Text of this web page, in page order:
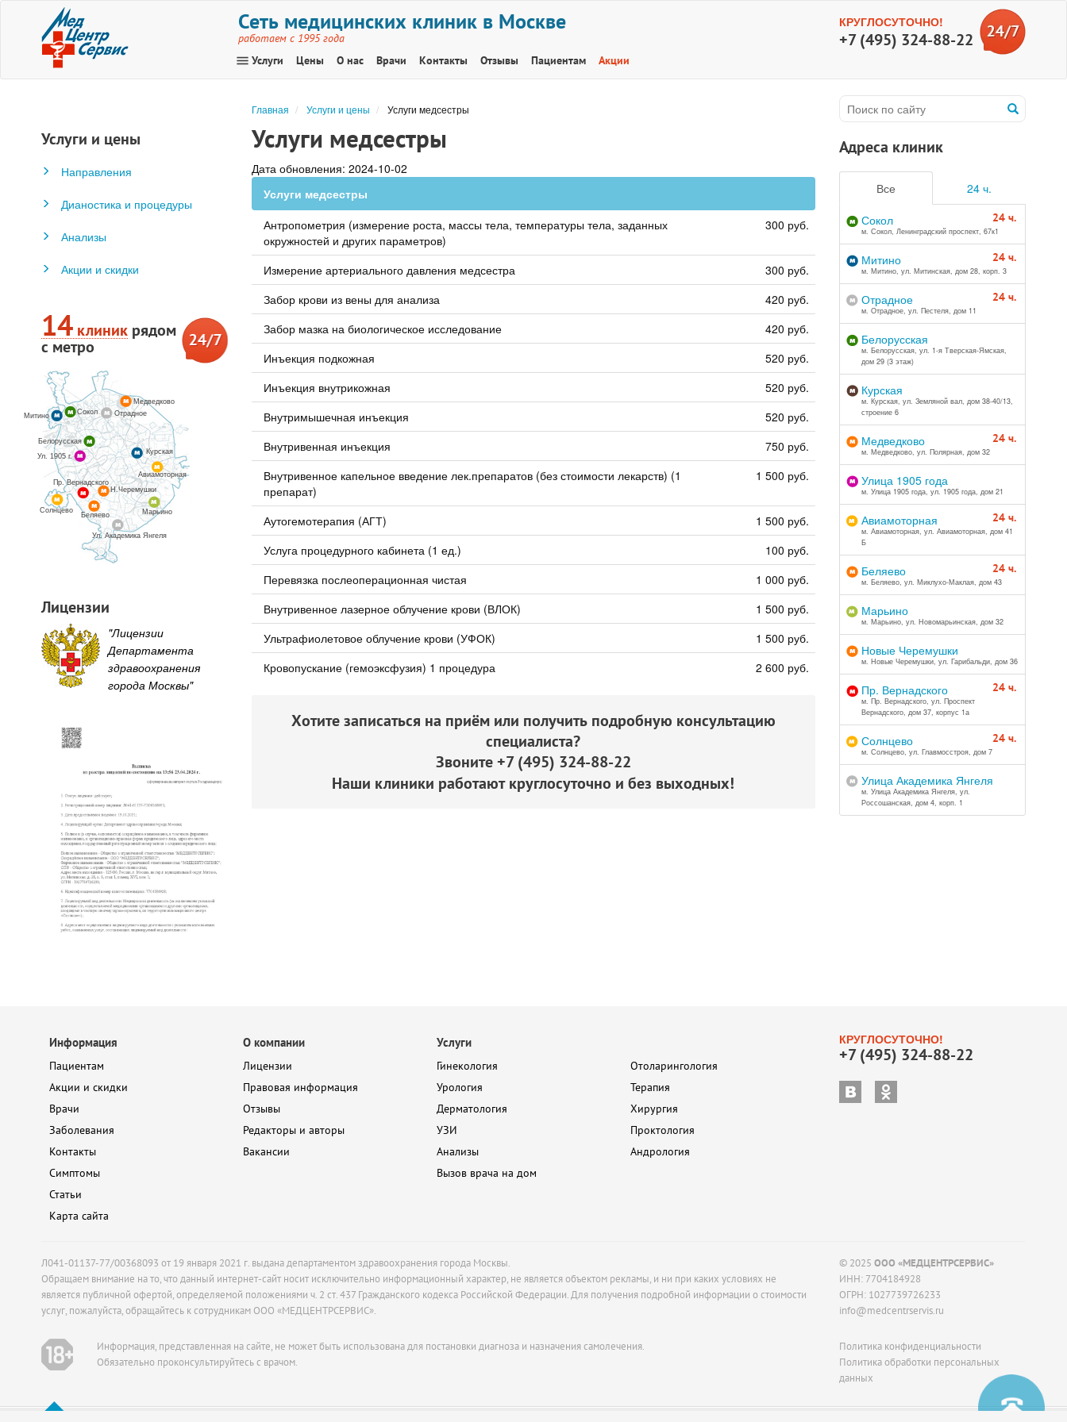
КРУГЛОСУТОЧНО!
+7 (495) 324-88-22
Сеть медицинских клиник в Москве
работаем с 1995 года
menu Услуги Цены О нас Врачи Контакты Отзывы Пациентам Акции
Главная Услуги и цены Услуги медсестры
Услуги медсестры
Дата обновления: 2024-10-02
Услуги медсестры
Антропометрия (измерение роста, массы тела, температуры тела, заданных
окружностей и других параметров)
300 руб.
Измерение артериального давления медсестра
300 руб.
Забор крови из вены для анализа
420 руб.
Забор мазка на биологическое исследование
420 руб.
Инъекция подкожная
520 руб.
Инъекция внутрикожная
520 руб.
Внутримышечная инъекция
520 руб.
Внутривенная инъекция
750 руб.
Внутривенное капельное введение лек.препаратов (без стоимости лекарств) (1
препарат)
1 500 руб.
Аутогемотерапия (АГТ)
1 500 руб.
Услуга процедурного кабинета (1 ед.)
100 руб.
Перевязка послеоперационная чистая
1 000 руб.
Внутривенное лазерное облучение крови (ВЛОК)
1 500 руб.
Ультрафиолетовое облучение крови (УФОК)
1 500 руб.
Кровопускание (гемоэксфузия) 1 процедура
2 600 руб.
Хотите записаться на приём или получить подробную консультацию
специалиста?
Звоните+7 (495) 324-88-22
Наши клиники работают круглосуточно и без выходных!
Адреса клиник
Все
24 ч.
Сокол
м. Сокол, Ленинградский проспект, 67к1
24 ч.
Митино
м. Митино, ул. Митинская, дом 28, корп. 3
24 ч.
Отрадное
м. Отрадное, ул. Пестеля, дом 11
24 ч.
Белорусская
м. Белорусская, ул. 1-я Тверская-Ямская,
дом 29 (3 этаж)
Курская
м. Курская, ул. Земляной вал, дом 38-40/13,
строение 6
Медведково
м. Медведково, ул. Полярная, дом 32
24 ч.
Улица 1905 года
м. Улица 1905 года, ул. 1905 года, дом 21
Авиамоторная
м. Авиамоторная, ул. Авиамоторная, дом 41
Б
24 ч.
Беляево
м. Беляево, ул. Миклухо-Маклая, дом 43
24 ч.
Марьино
м. Марьино, ул. Новомарьинская, дом 32
Новые Черемушки
м. Новые Черемушки, ул. Гарибальди, дом 36
Пр. Вернадского
м. Пр. Вернадского, ул. Проспект
Вернадского, дом 37, корпус 1а
24 ч.
Солнцево
м. Солнцево, ул. Главмосстроя, дом 7
24 ч.
Улица Академика Янгеля
м. Улица Академика Янгеля, ул.
Россошанская, дом 4, корп. 1
Услуги и цены
Направления
Дианостика и процедуры
Анализы
Акции и скидки
14 клиник рядом
с метро
Сокол
Митино Отрадное
Белорусская
Курская
Медведково
Ул. 1905 г.
Авиамоторная
Беляево Марьино
Н.Черемушки
Пр. Вернадского
Солнцево
Ул. Академика Янгеля
Лицензии
"Лицензии
Департамента
здравоохранения
города Москвы"
Информация
Пациентам
Акции и скидки
Врачи
Заболевания
Контакты
Симптомы
Статьи
Карта сайта
О компании
Лицензии
Правовая информация
Отзывы
Редакторы и авторы
Вакансии
Услуги
Гинекология
Урология
Дерматология
УЗИ
Анализы
Вызов врача на дом
Отоларингология
Терапия
Хирургия
Проктология
Андрология
КРУГЛОСУТОЧНО!
+7 (495) 324-88-22
Л041-01137-77/00368093 от 19 января 2021 г. выдана департаментом здравоохранения города Москвы.
Обращаем внимание на то, что данный интернет-сайт носит исключительно информационный характер, не является объектом рекламы, и ни при каких условиях не
является публичной офертой, определяемой положениями ч. 2 ст. 437 Гражданского кодекса Российской Федерации. Для получения подробной информации о стоимости
услуг, пожалуйста, обращайтесь к сотрудникам ООО «МЕДЦЕНТРСЕРВИС».
© 2025ООО «МЕДЦЕНТРСЕРВИС»
ИНН: 7704184928
ОГРН: 1027739726233
info@medcentrservis.ru
Информация, представленная на сайте, не может быть использована для постановки диагноза и назначения самолечения.
Обязательно проконсультируйтесь с врачом.
Политика конфиденциальности
Политика обработки персональных
данных